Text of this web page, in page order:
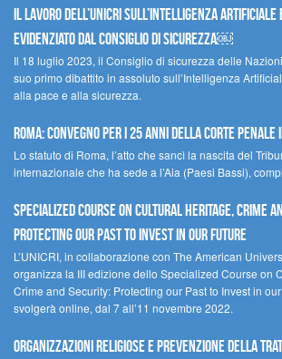
Il lavoro dell’UNICRI sull’intelligenza
evidenziato dal Consiglio di Sicurezza￼
Il 18 luglio 2023, il Consiglio di sicurezza delle
suo primo dibattito in assoluto sull’Intelligenza
alla pace e alla sicurezza.
Roma: convegno per i 25 anni della Corte
Lo statuto di Roma, l’atto che sancì la nascita del
internazionale che ha sede a l’Aia (Paesi Bassi),
Specialized Course on Cultural Heritage, Crime
Protecting our Past to Invest in our Future
L’UNICRI, in collaborazione con The American
organizza la III edizione dello Specialized Course on
Crime and Security: Protecting our Past to Invest in
svolgerà online, dal 7 all’11 novembre 2022.
Organizzazioni religiose e prevenzione della